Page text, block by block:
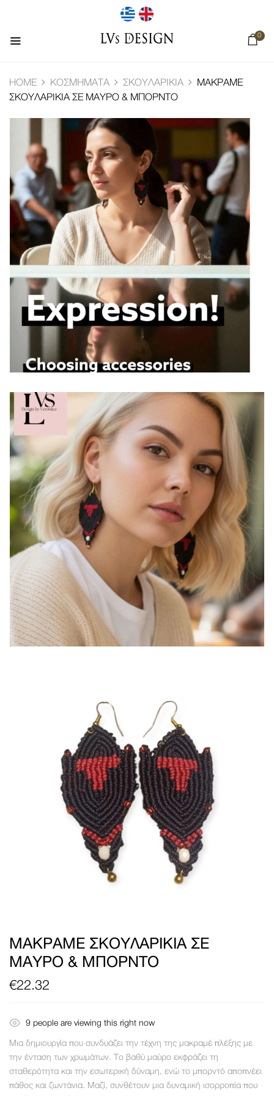
0
HOME ΚΟΣΜΉΜΑΤΑ ΣΚΟΥΛΑΡΊΚΙΑ
ΜΑΚΡΑΜΈ
ΣΚΟΥΛΑΡΊΚΙΑ ΣΕ ΜΑΎΡΟ & ΜΠΟΡΝΤΌ
ΜΑΚΡΑΜΈ ΣΚΟΥΛΑΡΊΚΙΑ ΣΕ
ΜΑΎΡΟ & ΜΠΟΡΝΤΌ
€22.32
9 people are viewing this right now
Μια δημιουργία που συνδυάζει την τέχνη της μακραμέ πλέξης με
την ένταση των χρωμάτων. Το βαθύ μαύρο εκφράζει τη
σταθερότητα και την εσωτερική δύναμη, ενώ το μπορντό αποπνέει
πάθος και ζωντάνια. Μαζί, συνθέτουν μια δυναμική ισορροπία που